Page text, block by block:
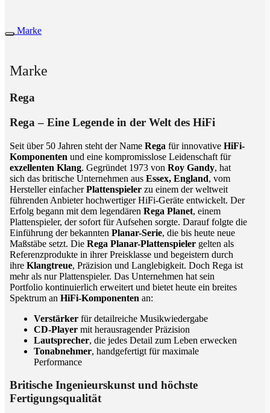
Marke
Marke
Rega
Rega – Eine Legende in der Welt des HiFi
Seit über 50 Jahren steht der Name Rega für innovative HiFi-
Komponenten und eine kompromisslose Leidenschaft für
exzellenten Klang. Gegründet 1973 von Roy Gandy, hat
sich das britische Unternehmen aus Essex, England, vom
Hersteller einfacherPlattenspieler zu einem der weltweit
führenden Anbieter hochwertiger HiFi-Geräte entwickelt. Der
Erfolg begann mit dem legendären Rega Planet, einem
Plattenspieler, der sofort für Aufsehen sorgte. Darauf folgte die
Einführung der bekannten Planar-Serie, die bis heute neue
Maßstäbe setzt. Die Rega Planar-Plattenspieler gelten als
Referenzprodukte in ihrer Preisklasse und begeistern durch
ihre Klangtreue, Präzision und Langlebigkeit. Doch Rega ist
mehr als nur Plattenspieler. Das Unternehmen hat sein
Portfolio kontinuierlich erweitert und bietet heute ein breites
Spektrum an HiFi-Komponenten an:
Verstärker für detailreiche Musikwiedergabe
CD-Player mit herausragender Präzision
Lautsprecher, die jedes Detail zum Leben erwecken
Tonabnehmer, handgefertigt für maximale
Performance
Britische Ingenieurskunst und höchste
Fertigungsqualität